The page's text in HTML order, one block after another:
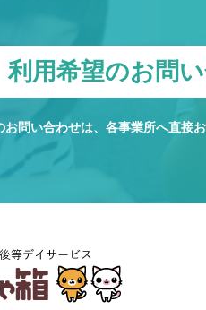
利用希望のお問
お問い合わせは、各事業所へ直接